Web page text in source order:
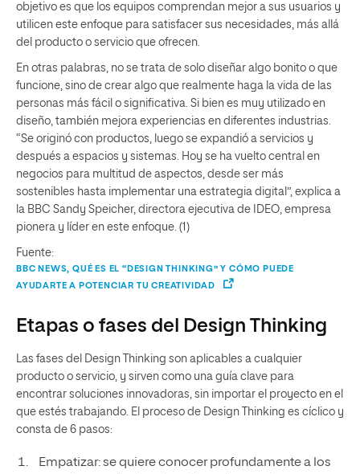
objetivo es que los equipos comprendan mejor a sus usuarios y
utilicen este enfoque para satisfacer sus necesidades, más allá
del producto o servicio que ofrecen.
En otras palabras, no se trata de solo diseñar algo bonito o que
funcione, sino de crear algo que realmente haga la vida de las
personas más fácil o significativa. Si bien es muy utilizado en
diseño, también mejora experiencias en diferentes industrias.
“Se originó con productos, luego se expandió a servicios y
después a espacios y sistemas. Hoy se ha vuelto central en
negocios para multitud de aspectos, desde ser más
sostenibles hasta implementar una estrategia digital”, explica a
la BBC Sandy Speicher, directora ejecutiva de IDEO, empresa
pionera y líder en este enfoque. (1)
Fuente:
BBC NEWS, QUÉ ES EL “DESIGN THINKING” Y CÓMO PUEDE
AYUDARTE A POTENCIAR TU CREATIVIDAD
Etapas o fases del Design Thinking
Las fases del Design Thinking son aplicables a cualquier
producto o servicio, y sirven como una guía clave para
encontrar soluciones innovadoras, sin importar el proyecto en el
que estés trabajando. El proceso de Design Thinking es cíclico y
consta de 6 pasos:
Empatizar: se quiere conocer profundamente a los